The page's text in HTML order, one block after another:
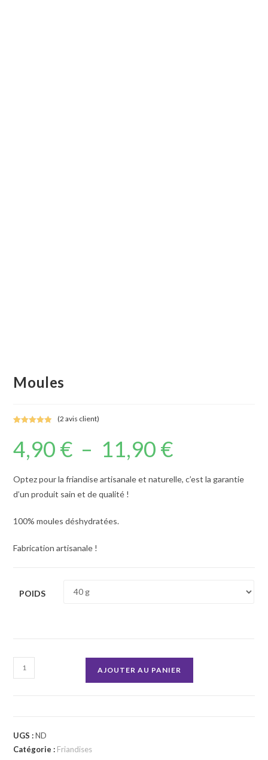
Moules
sur 5
basé sur
client
(2 avis client)
4,90 € – 11,90 €Plage
prix :
à
11,90 €
Optez pour la friandise artisanale et naturelle, c’est la garantie
d’un produit sain et de qualité !
100% moules déshydratées.
Fabrication artisanale !
POIDS
quantité
de
AJOUTER AU PANIER
UGS :ND
Catégorie : Friandises